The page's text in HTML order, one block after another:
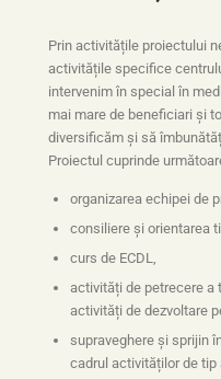
Prin activitățile proiectului
activitățile specifice
intervenim în special în
mai mare de beneficiari și
diversificăm și să
Proiectul cuprinde
organizarea echipei de
consiliere și orientarea
curs de ECDL,
activități de petrecere a
activități de dezvoltare
supraveghere și sprijin
cadrul activităților de tip